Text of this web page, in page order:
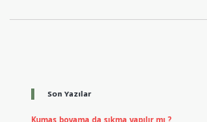
Son Yazılar